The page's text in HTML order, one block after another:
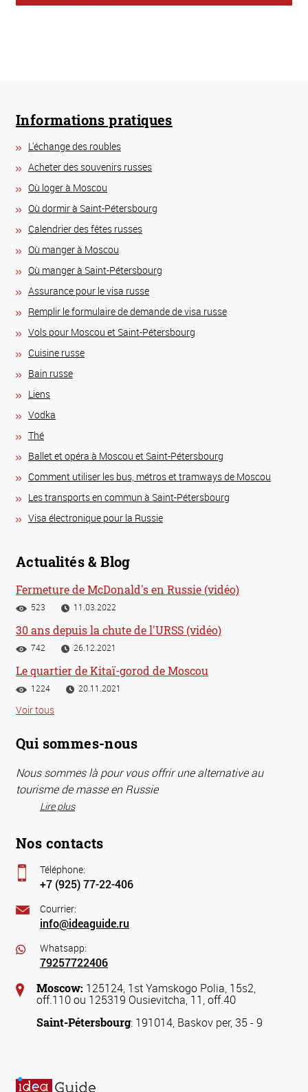
Informations pratiques
L'échange des roubles
Acheter des souvenirs russes
Où loger à Moscou
Où dormir à Saint-Pétersbourg
Calendrier des fêtes russes
Où manger à Moscou
Où manger à Saint-Pétersbourg
Assurance pour le visa russe
Remplir le formulaire de demande de visa russe
Vols pour Moscou et Saint-Pétersbourg
Сuisine russe
Bain russe
Liens
Vodka
Thé
Ballet et opéra à Moscou et Saint-Pétersbourg
Comment utiliser les bus, métros et tramways de Moscou
Les transports en commun à Saint-Pétersbourg
Visa électronique pour la Russie
Actualités & Blog
Fermeture de McDonald's en Russie (vidéo)
523 11.03.2022
30 ans depuis la chute de l'URSS (vidéo)
742 26.12.2021
Le quartier de Kitaï-gorod de Moscou
1224 20.11.2021
Voir tous
Qui sommes-nous
Nous sommes là pour vous offrir une alternative au
tourisme de masse en Russie
Lire plus
Nos contacts
Téléphone:
+7 (925) 77-22-406
Courrier:
info@ideaguide.ru
Whatsapp:
79257722406
Moscow: 125124, 1st Yamskogo Polia, 15s2,
off.110 ou 125319 Ousievitcha, 11, off.40
Saint-Pétersbourg: 191014, Baskov per, 35 - 9